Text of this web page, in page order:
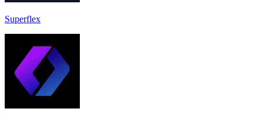
Superflex